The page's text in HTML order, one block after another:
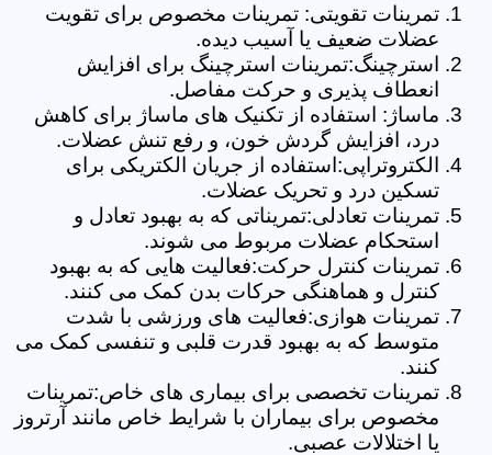
تمرینات تقویتی: تمرینات مخصوص برای تقویت
عضلات ضعیف یا آسیب دیده.
استرچینگ:تمرینات استرچینگ برای افزایش
انعطاف پذیری و حرکت مفاصل.
ماساژ: استفاده از تکنیک های ماساژ برای کاهش
درد، افزایش گردش خون، و رفع تنش عضلات.
الکتروتراپی:استفاده از جریان الکتریکی برای
تسکین درد و تحریک عضلات.
تمرینات تعادلی:تمریناتی که به بهبود تعادل و
استحکام عضلات مربوط می شوند.
تمرینات کنترل حرکت:فعالیت هایی که به بهبود
کنترل و هماهنگی حرکات بدن کمک می کنند.
تمرینات هوازی:فعالیت های ورزشی با شدت
متوسط که به بهبود قدرت قلبی و تنفسی کمک می
کنند.
تمرینات تخصصی برای بیماری های خاص:تمرینات
مخصوص برای بیماران با شرایط خاص مانند آرتروز
یا اختلالات عصبی.